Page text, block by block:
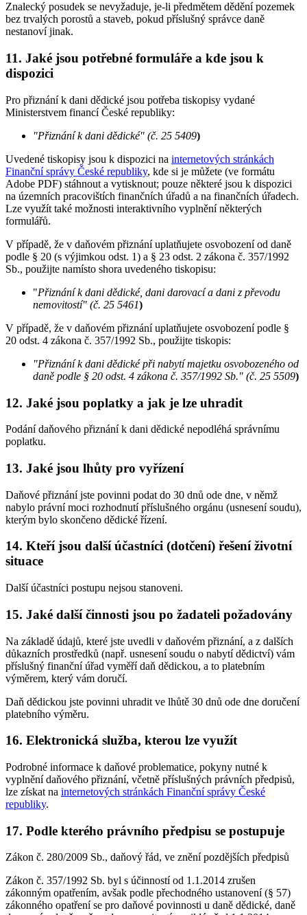
Znalecký posudek se nevyžaduje, je-li předmětem dědění pozemek
bez trvalých porostů a staveb, pokud příslušný správce daně
nestanoví jinak.
11. Jaké jsou potřebné formuláře a kde jsou k
dispozici
Pro přiznání k dani dědické jsou potřeba tiskopisy vydané
Ministerstvem financí České republiky:
"Přiznání k dani dědické" (č. 25 5409)
Uvedené tiskopisy jsou k dispozici na internetových stránkách
Finanční správy České republiky, kde si je můžete (ve formátu
Adobe PDF) stáhnout a vytisknout; pouze některé jsou k dispozici
na územních pracovištích finančních úřadů a na finančních úřadech.
Lze využít také možnosti interaktivního vyplnění některých
formulářů.
V případě, že v daňovém přiznání uplatňujete osvobození od daně
podle § 20 (s výjimkou odst. 1) a § 23 odst. 2 zákona č. 357/1992
Sb., použijte namísto shora uvedeného tiskopisu:
"Přiznání k dani dědické, dani darovací a dani z převodu
nemovitostí" (č. 25 5461)
V případě, že v daňovém přiznání uplatňujete osvobození podle §
20 odst. 4 zákona č. 357/1992 Sb., použijte tiskopis:
"Přiznání k dani dědické při nabytí majetku osvobozeného od
daně podle § 20 odst. 4 zákona č. 357/1992 Sb." (č. 25 5509)
12. Jaké jsou poplatky a jak je lze uhradit
Podání daňového přiznání k dani dědické nepodléhá správnímu
poplatku.
13. Jaké jsou lhůty pro vyřízení
Daňové přiznání jste povinni podat do 30 dnů ode dne, v němž
nabylo právní moci rozhodnutí příslušného orgánu (usnesení soudu),
kterým bylo skončeno dědické řízení.
14. Kteří jsou další účastníci (dotčení) řešení životní
situace
Další účastníci postupu nejsou stanoveni.
15. Jaké další činnosti jsou po žadateli požadovány
Na základě údajů, které jste uvedli v daňovém přiznání, a z dalších
důkazních prostředků (např. usnesení soudu o nabytí dědictví) vám
příslušný finanční úřad vyměří daň dědickou, a to platebním
výměrem, který vám doručí.
Daň dědickou jste povinni uhradit ve lhůtě 30 dnů ode dne doručení
platebního výměru.
16. Elektronická služba, kterou lze využít
Podrobné informace k daňové problematice, pokyny nutné k
vyplnění daňového přiznání, včetně příslušných právních předpisů,
lze získat na internetových stránkách Finanční správy České
republiky.
17. Podle kterého právního předpisu se postupuje
Zákon č. 280/2009 Sb., daňový řád, ve znění pozdějších předpisů
Zákon č. 357/1992 Sb. byl s účinností od 1.1.2014 zrušen
zákonným opatřením, avšak podle přechodného ustanovení (§ 57)
zákonného opatření se pro daňové povinnosti u daně dědické, daně